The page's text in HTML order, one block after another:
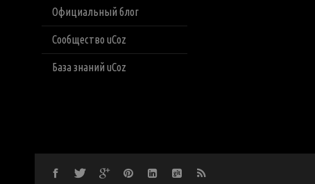
Официальный блог
Сообщество uCoz
База знаний uCoz